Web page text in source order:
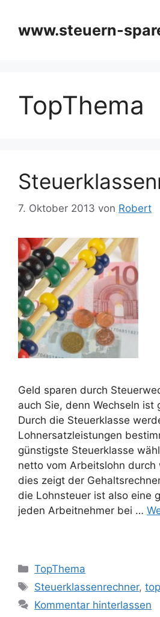
springen
www.steuern-
TopThema
7. Oktober 2013 von Robert
Geld sparen durch
auch Sie, denn Wechseln ist
Durch die Steuerklasse
Lohnersatzleistungen
günstigste Steuerklasse
netto vom Arbeitslohn durch
dies zeigt der
die Lohnsteuer ist also eine
jeden Arbeitnehmer bei …
Kategorien
TopThema
Schlagwörter
Steuerklassenrechner,top
Kommentar hinterlassen